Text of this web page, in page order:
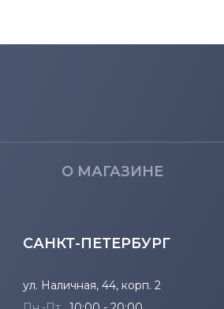
О МАГАЗИНЕ
САНКТ-ПЕТЕРБУРГ
ул. Наличная, 44, корп. 2